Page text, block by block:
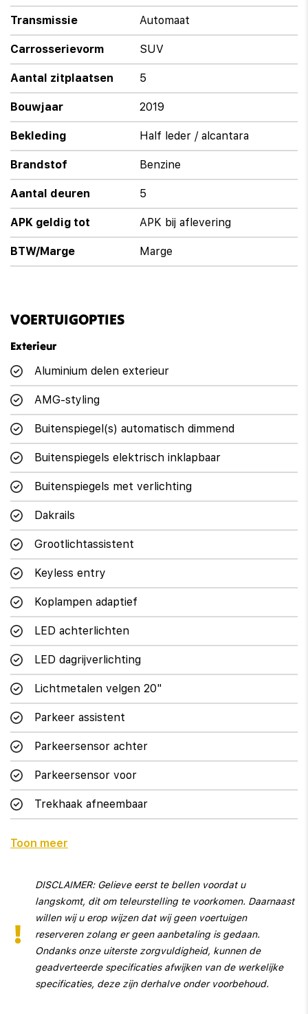
Transmissie Automaat
Carrosserievorm SUV
Aantal zitplaatsen 5
Bouwjaar 2019
Bekleding Half leder / alcantara
Brandstof Benzine
Aantal deuren 5
APK geldig tot APK bij aflevering
BTW/Marge Marge
VOERTUIGOPTIES
Exterieur
Aluminium delen exterieur
AMG-styling
Buitenspiegel(s) automatisch dimmend
Buitenspiegels elektrisch inklapbaar
Buitenspiegels met verlichting
Dakrails
Grootlichtassistent
Keyless entry
Koplampen adaptief
LED achterlichten
LED dagrijverlichting
Lichtmetalen velgen 20"
Parkeer assistent
Parkeersensor achter
Parkeersensor voor
Trekhaak afneembaar
Interieur
Cruise control
Voorstoelen verwarmd
Achterbank in delen neerklapbaar
Aluminium interieur afwerking
Toon meer
DISCLAIMER: Gelieve eerst te bellen voordat u
langskomt, dit om teleurstelling te voorkomen. Daarnaast
willen wij u erop wijzen dat wij geen voertuigen
reserveren zolang er geen aanbetaling is gedaan.
Ondanks onze uiterste zorgvuldigheid, kunnen de
geadverteerde specificaties afwijken van de werkelijke
specificaties, deze zijn derhalve onder voorbehoud.